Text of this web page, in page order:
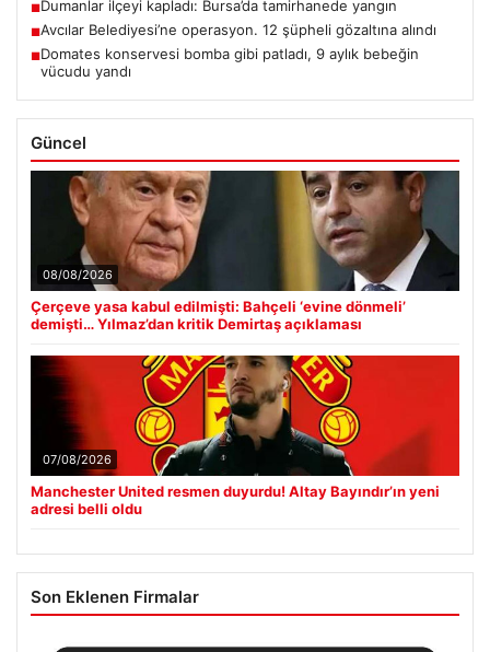
■Dumanlar ilçeyi kapladı: Bursa’da tamirhanede yangın
■Avcılar Belediyesi’ne operasyon. 12 şüpheli gözaltına alındı
■Domates konservesi bomba gibi patladı, 9 aylık bebeğin
vücudu yandı
Güncel
08/08/2026
Çerçeve yasa kabul edilmişti: Bahçeli ‘evine dönmeli’
demişti… Yılmaz’dan kritik Demirtaş açıklaması
07/08/2026
Manchester United resmen duyurdu! Altay Bayındır’ın yeni
adresi belli oldu
Son Eklenen Firmalar